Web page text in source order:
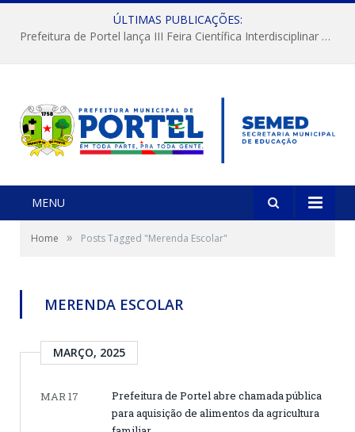
ÚLTIMAS PUBLICAÇÕES:
Prefeitura de Portel lança III Feira Científica Interdisciplinar com foco em Ciência e Territorialidade
MENU
Home » Posts Tagged "Merenda Escolar"
MERENDA ESCOLAR
MARÇO, 2025
MAR 17
Prefeitura de Portel abre chamada pública
para aquisição de alimentos da agricultura